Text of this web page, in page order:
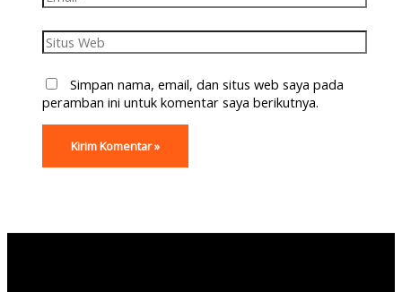
Simpan nama, email, dan situs web saya pada
peramban ini untuk komentar saya berikutnya.